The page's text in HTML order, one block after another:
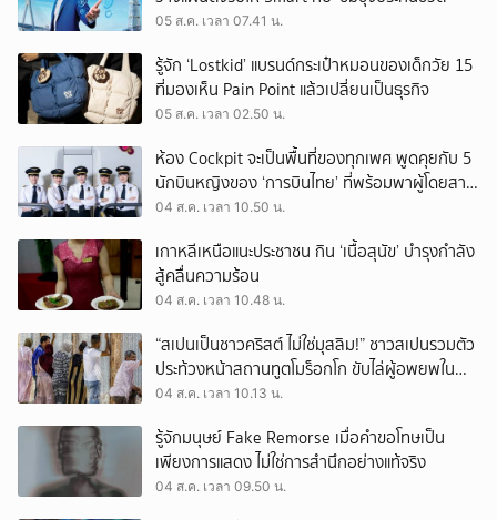
05 ส.ค. เวลา 07.41 น.
รู้จัก ‘Lostkid’ แบรนด์กระเป๋าหมอนของเด็กวัย 15
ที่มองเห็น Pain Point แล้วเปลี่ยนเป็นธุรกิจ
05 ส.ค. เวลา 02.50 น.
ห้อง Cockpit จะเป็นพื้นที่ของทุกเพศ พูดคุยกับ 5
นักบินหญิงของ ‘การบินไทย’ ที่พร้อมพาผู้โดยสาร
บินไปทั่วโลก
04 ส.ค. เวลา 10.50 น.
เกาหลีเหนือแนะประชาชน กิน ‘เนื้อสุนัข’ บำรุงกำลัง
สู้คลื่นความร้อน
04 ส.ค. เวลา 10.48 น.
“สเปนเป็นชาวคริสต์ ไม่ใช่มุสลิม!” ชาวสเปนรวมตัว
ประท้วงหน้าสถานทูตโมร็อกโก ขับไล่ผู้อพยพใน
เมืองเซวตาออกนอกประเทศ
04 ส.ค. เวลา 10.13 น.
รู้จักมนุษย์ Fake Remorse เมื่อคำขอโทษเป็น
เพียงการแสดง ไม่ใช่การสำนึกอย่างแท้จริง
04 ส.ค. เวลา 09.50 น.